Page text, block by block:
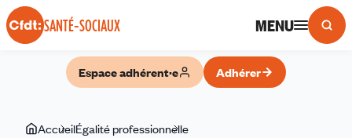
Panneau de gestion des cookies
SANTÉ-SOCIAUX MENU
Espace adhérent·e Adhérer
VousAccueilÉgalité professionnelle